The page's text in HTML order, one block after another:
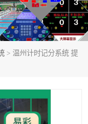
> 温州计时记分系统 提
同步时钟系统
记分系统
馆水下摄影采集救生